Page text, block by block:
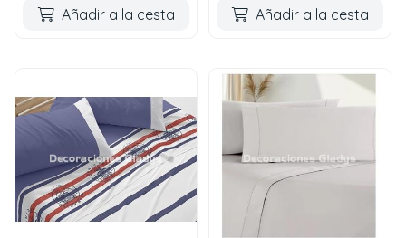
Añadir a la cesta Añadir a la cesta